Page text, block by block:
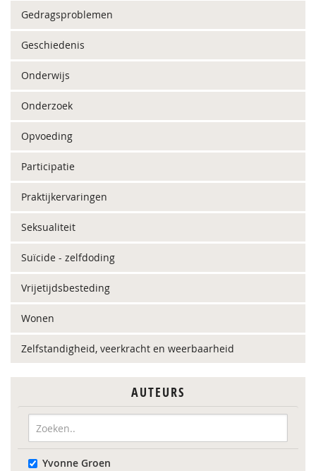
Gedragsproblemen
Geschiedenis
Onderwijs
Onderzoek
Opvoeding
Participatie
Praktijkervaringen
Seksualiteit
Suïcide - zelfdoding
Vrijetijdsbesteding
Wonen
Zelfstandigheid, veerkracht en weerbaarheid
AUTEURS
Yvonne Groen